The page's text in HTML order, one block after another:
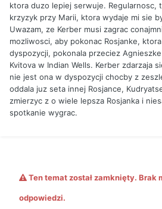
ktora duzo lepiej serwuje. Regularnosc,
krzyzyk przy Marii, ktora wydaje mi sie
Uwazam, ze Kerber musi zagrac
mozliwosci, aby pokonac Rosjanke,
dyspozycji, pokonala przeciez
Kvitova w Indian Wells. Kerber zdarzaja
nie jest ona w dyspozycji chocby z
oddala juz seta innej Rosjance,
zmierzyc z o wiele lepsza Rosjanka i
spotkanie wygrac.
Ten temat został zamknięty. Brak
odpowiedzi.